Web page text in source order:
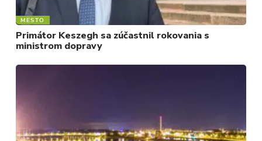
MESTO
Primátor Keszegh sa zúčastnil rokovania s
ministrom dopravy